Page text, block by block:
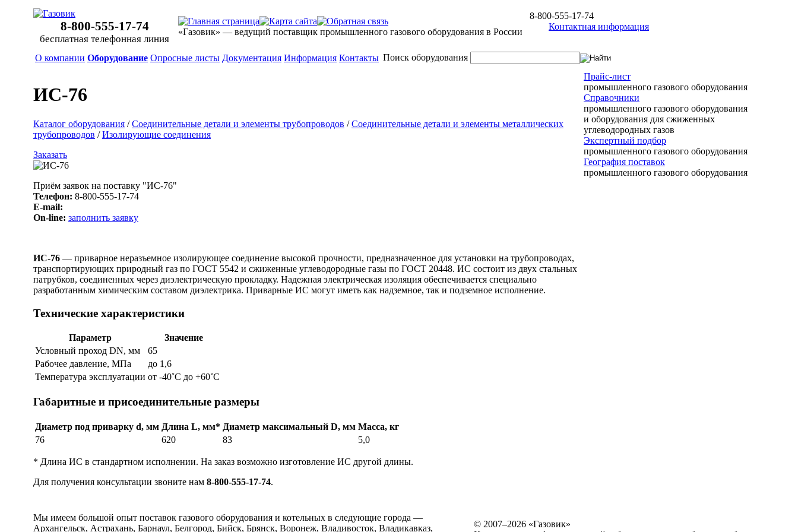
8-800-555-17-74
бесплатная телефонная линия
«Газовик» — ведущий поставщик промышленного газового оборудования в России
8-800-555-17-74
Контактная информация
О компании Оборудование Опросные листы Документация Информация Контакты Поиск оборудования
ИС-76
Каталог оборудования /Соединительные детали и элементы трубопроводов /Соединительные детали и элементы металлических
трубопроводов /Изолирующие соединения
Заказать
Приём заявок на поставку "ИС-76"
Телефон: 8-800-555-17-74
E-mail:
On-line: заполнить заявку
ИС-76 — приварное неразъемное изолирующее соединение высокой прочности, предназначенное для установки на трубопроводах,
транспортирующих природный газ по ГОСТ 5542 и сжиженные углеводородные газы по ГОСТ 20448. ИС состоит из двух стальных
патрубков, соединенных через диэлектрическую прокладку. Надежная электрическая изоляция обеспечивается специально
разработанным химическим составом диэлектрика. Приварные ИС могут иметь как надземное, так и подземное исполнение.
Технические характеристики
Параметр
Значение
Условный проход DN, мм
65
Рабочее давление, МПа
до 1,6
Температура эксплуатации от -40˚С до +60˚С
Габаритные и присоединительные размеры
Диаметр под приварку d, мм Длина L, мм* Диаметр максимальный D, мм Масса, кг
76
620 83 5,0
* Длина ИС в стандартном исполнении. На заказ возможно изготовление ИС другой длины.
Для получения консультации звоните нам 8-800-555-17-74.
Прайс-лист
промышленного газового оборудования
Справочники
промышленного газового оборудования
и оборудования для сжиженных
углеводородных газов
Экспертный подбор
промышленного газового оборудования
География поставок
промышленного газового оборудования
Мы имеем большой опыт поставок газового оборудования и котельных в следующие города —
Архангельск, Астрахань, Барнаул, Белгород, Бийск, Брянск, Воронеж, Владивосток, Владикавказ,
© 2007–2026 «Газовик»